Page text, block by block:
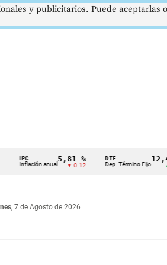
Inflación anual
5,81 %
▼ 0.12 Dep. Término Fijo
12,48 %
▲ 0.05
, 7 de Agosto de 2026
y publicitarios. Puede aceptarlas